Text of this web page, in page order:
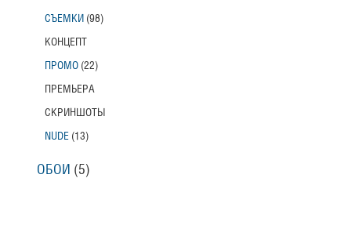
СЪЕМКИ (98)
КОНЦЕПТ
ПРОМО (22)
ПРЕМЬЕРА
СКРИНШОТЫ
NUDE (13)
ОБОИ (5)